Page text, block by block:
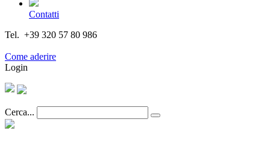
Contatti
Tel. +39 320 57 80 986
Come aderire
Login
Cerca...